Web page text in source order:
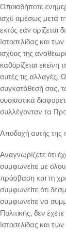
Οποιαδήποτε
ισχύ αμέσως μετά
εκτός εάν ορίζεται
Ιστοσελίδας και
ισχύος της
καθορίζεται
αυτές τις αλλαγές.
συγκατάθεσή σας,
ουσιαστικά
συλλέγονταν τα
Αποδοχή αυτής της
Αναγνωρίζετε ότι
συμφωνείτε με
πρόσβαση και τη
συμφωνείτε ότι
συμφωνείτε να
Πολιτικής, δεν
Ιστοσελίδας και